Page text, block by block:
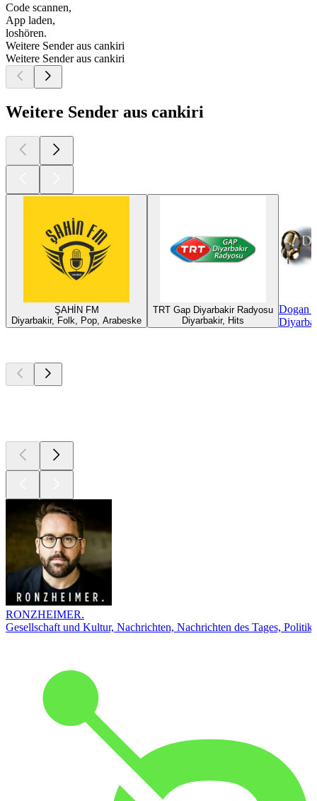
Code scannen,
App laden,
loshören.
Weitere Sender aus cankiri
Weitere Sender aus cankiri
Weitere Sender aus cankiri
ŞAHİN FM
Diyarbakir, Folk, Pop, Arabeske
TRT Gap Diyarbakir Radyosu
Diyarbakir, Hits
Dogan
RONZHEIMER.
Gesellschaft und Kultur, Nachrichten, Nachrichten des Tages, Politik